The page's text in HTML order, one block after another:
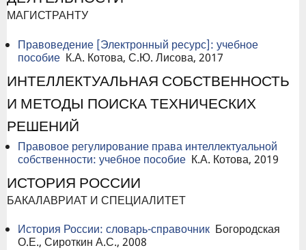
МАГИСТРАНТУ
Правоведение [Электронный ресурс]: учебное
пособие К.А. Котова, С.Ю. Лисова, 2017
ИНТЕЛЛЕКТУАЛЬНАЯ СОБСТВЕННОСТЬ
И МЕТОДЫ ПОИСКА ТЕХНИЧЕСКИХ
РЕШЕНИЙ
Правовое регулирование права интеллектуальной
собственности: учебное пособие К.А. Котова, 2019
ИСТОРИЯ РОССИИ
БАКАЛАВРИАТ И СПЕЦИАЛИТЕТ
История России: словарь-справочник Богородская
О.Е., Сироткин А.С., 2008